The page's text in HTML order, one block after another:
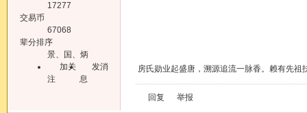
17277
交易币
67068
辈分排序
景、国、炳
加关
注
发消
息
房氏勋业起盛唐，溯源追流一脉香。赖有先
回复 举报